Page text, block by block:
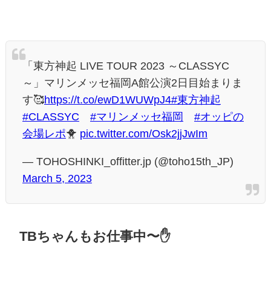
「東方神起 LIVE TOUR 2023 ～CLASSYC
～」マリンメッセ福岡A館公演2日目始まりま
す🥰https://t.co/ewD1WUWpJ4#東方神起
#CLASSYC
#マリンメッセ福岡
#オッピの
会場レポ🐥 pic.twitter.com/Osk2jjJwIm
— TOHOSHINKI_offitter.jp (@toho15th_JP)
March 5, 2023
TBちゃんもお仕事中〜✋